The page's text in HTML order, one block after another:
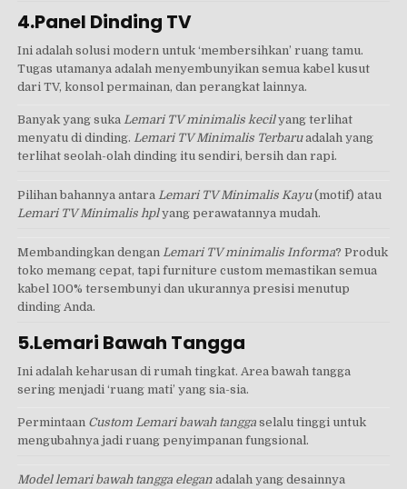
4.Panel Dinding TV
Ini adalah solusi modern untuk ‘membersihkan’ ruang tamu.
Tugas utamanya adalah menyembunyikan semua kabel kusut
dari TV, konsol permainan, dan perangkat lainnya.
Banyak yang suka Lemari TV minimalis kecilyang terlihat
menyatu di dinding. Lemari TV Minimalis Terbaruadalah yang
terlihat seolah-olah dinding itu sendiri, bersih dan rapi.
Pilihan bahannya antara Lemari TV Minimalis Kayu(motif) atau
Lemari TV Minimalis hplyang perawatannya mudah.
Membandingkan dengan Lemari TV minimalis Informa? Produk
toko memang cepat, tapi furniture custom memastikan semua
kabel 100% tersembunyi dan ukurannya presisi menutup
dinding Anda.
5.Lemari Bawah Tangga
Ini adalah keharusan di rumah tingkat. Area bawah tangga
sering menjadi ‘ruang mati’ yang sia-sia.
Permintaan Custom Lemari bawah tangga selalu tinggi untuk
mengubahnya jadi ruang penyimpanan fungsional.
Model lemari bawah tangga elegan adalah yang desainnya